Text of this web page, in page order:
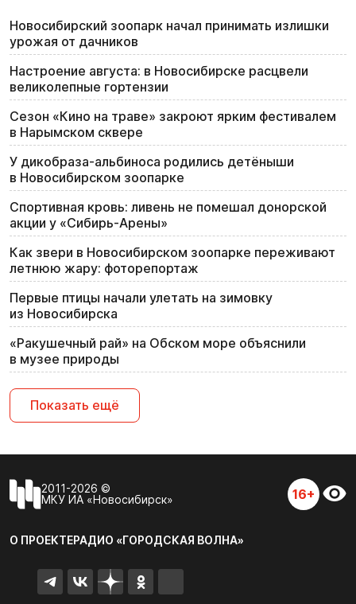
Новосибирский зоопарк начал принимать излишки
урожая от дачников
Настроение августа: в Новосибирске расцвели
великолепные гортензии
Сезон «Кино на траве» закроют ярким фестивалем
в Нарымском сквере
У дикобраза-альбиноса родились детёныши
в Новосибирском зоопарке
Спортивная кровь: ливень не помешал донорской
акции у «Сибирь-Арены»
Как звери в Новосибирском зоопарке переживают
летнюю жару: фоторепортаж
Первые птицы начали улетать на зимовку
из Новосибирска
«Ракушечный рай» на Обском море объяснили
в музее природы
Показать ещё
2011-2026 ©
МКУ ИА «Новосибирск»
16+
О ПРОЕКТЕРАДИО «ГОРОДСКАЯ ВОЛНА»